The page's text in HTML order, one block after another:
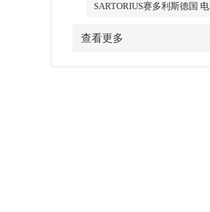
SARTORIUS赛多利斯德国 电
查看更多